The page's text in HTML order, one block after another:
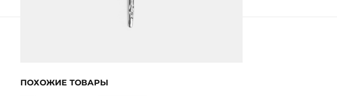
ПОХОЖИЕ ТОВАРЫ